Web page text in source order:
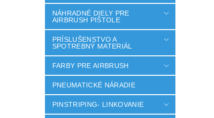
NÁHRADNÉ DIELY PRE
AIRBRUSH PIŠTOLE
PRÍSLUŠENSTVO A
SPOTREBNÝ MATERIÁL
FARBY PRE AIRBRUSH
PNEUMATICKÉ NÁRADIE
PINSTRIPING- LINKOVANIE